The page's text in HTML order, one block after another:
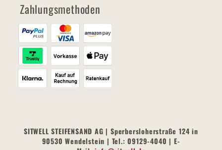
Zahlungsmethoden
SITWELL STEIFENSAND AG | Sperbersloherstraße 124 in
90530 Wendelstein | Tel.: 09129-4040 | E-